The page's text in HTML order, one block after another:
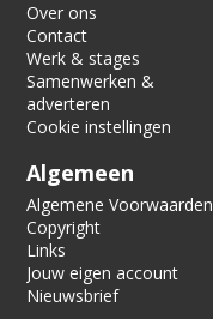
Over ons
Contact
Werk & stages
Samenwerken &
adverteren
Cookie instellingen
Algemeen
Algemene Voorwaarden
Copyright
Links
Jouw eigen account
Nieuwsbrief